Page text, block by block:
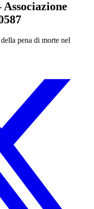
pena di morte nel